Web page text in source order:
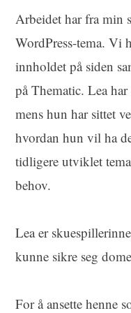
Arbeidet har fra min
WordPress-tema. Vi
innholdet på siden
på Thematic. Lea
mens hun har sittet
hvordan hun vil ha
tidligere utviklet
behov.
Lea er
kunne sikre seg
For å ansette henne